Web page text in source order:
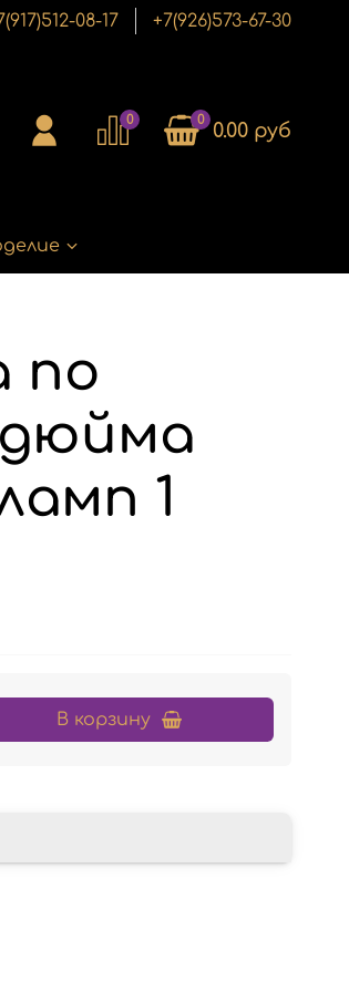
08-17 +7(926)573-67-30
0 0 0.00 руб
по
1
В корзину